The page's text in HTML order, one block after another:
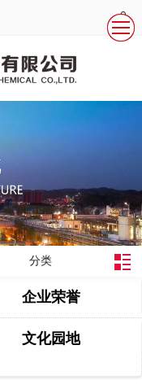
分类
企业荣誉
文化园地